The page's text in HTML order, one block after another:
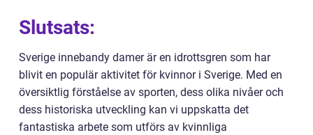
Slutsats:
Sverige innebandy damer är en idrottsgren som har
blivit en populär aktivitet för kvinnor i Sverige. Med en
översiktlig förståelse av sporten, dess olika nivåer och
dess historiska utveckling kan vi uppskatta det
fantastiska arbete som utförs av kvinnliga